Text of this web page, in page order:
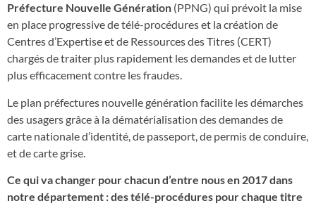
Préfecture Nouvelle Génération (PPNG) qui prévoit la mise
en place progressive de télé-procédures et la création de
Centres d’Expertise et de Ressources des Titres (CERT)
chargés de traiter plus rapidement les demandes et de lutter
plus efficacement contre les fraudes.
Le plan préfectures nouvelle génération facilite les démarches
des usagers grâce à la dématérialisation des demandes de
carte nationale d’identité, de passeport, de permis de conduire,
et de carte grise.
Ce qui va changer pour chacun d’entre nous en 2017 dans
notre département : des télé-procédures pour chaque titre